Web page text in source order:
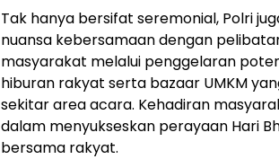
Tak hanya bersifat seremonial, Polri
nuansa kebersamaan dengan
masyarakat melalui penggelaran
hiburan rakyat serta bazaar UMKM
sekitar area acara. Kehadiran
dalam menyukseskan perayaan Hari
bersama rakyat.